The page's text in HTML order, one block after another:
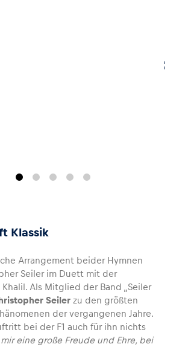
Klassik
Arrangement beider Hymnen
Seiler im Duett mit der
Als Mitglied der Band „Seiler
Seiler zu den größten
der vergangenen Jahre.
bei der F1 auch für ihn nichts
mir eine große Freude und Ehre, bei